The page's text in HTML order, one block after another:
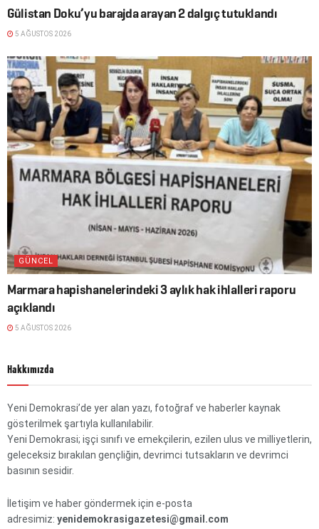
Gülistan Doku’yu barajda arayan 2 dalgıç tutuklandı
5 AĞUSTOS 2026
GÜNCEL
Marmara hapishanelerindeki 3 aylık hak ihlalleri raporu
açıklandı
5 AĞUSTOS 2026
Hakkımızda
Yeni Demokrasi’de yer alan yazı, fotoğraf ve haberler kaynak
gösterilmek şartıyla kullanılabilir.
Yeni Demokrasi; işçi sınıfı ve emekçilerin, ezilen ulus ve milliyetlerin,
geleceksiz bırakılan gençliğin, devrimci tutsakların ve devrimci
basının sesidir.
İletişim ve haber göndermek için e-posta
adresimiz: yenidemokrasigazetesi@gmail.com